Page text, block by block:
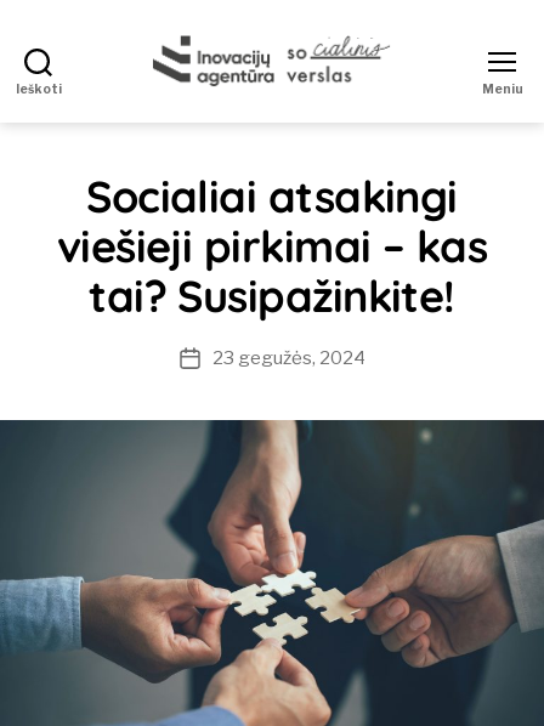
Ieškoti
verslas
Meniu
Socialiai atsakingi
viešieji pirkimai – kas
tai? Susipažinkite!
Įrašo23 gegužės, 2024